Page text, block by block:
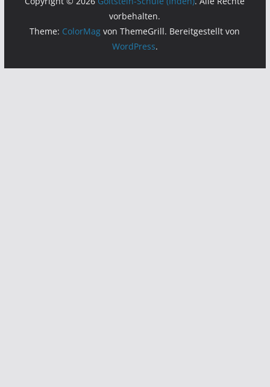
vorbehalten.
Theme: ColorMag von ThemeGrill. Bereitgestellt von
WordPress.